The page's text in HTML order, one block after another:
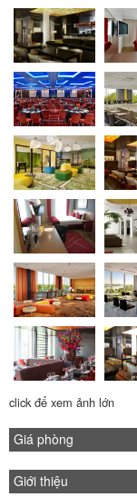
click để xem ảnh lớn
Giá phòng
Giới thiệu